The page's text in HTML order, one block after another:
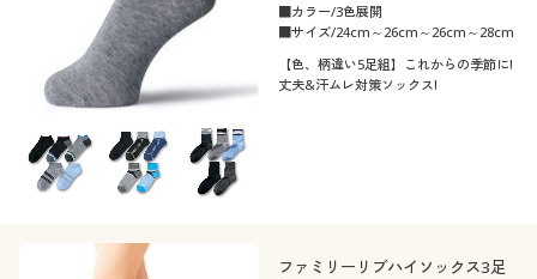
■カラー/3色展開
■サイズ/24cm～26cm～26cm～28cm
【色、柄違い5足組】これからの季節に!
丈夫&汗ムレ対策ソックス!
ファミリーリブハイソックス3足